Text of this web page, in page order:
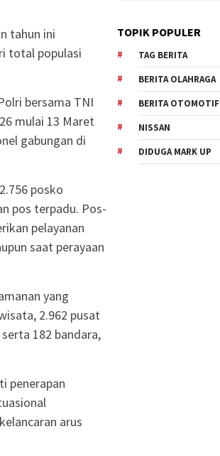
tahun ini
total populasi
bersama TNI
mulai 13 Maret
gabungan di
posko
pos terpadu. Pos-
pelayanan
saat perayaan
yang
2.962 pusat
182 bandara,
penerapan
arus
TOPIK POPULER
TAG BERITA
BERITA OLAHRAGA
BERITA OTOMOTIF
NISSAN
DIDUGA MARK UP